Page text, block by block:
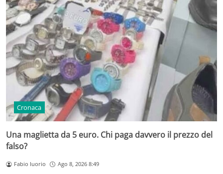
Cronaca
Una maglietta da 5 euro. Chi paga davvero il prezzo del
falso?
Fabio Iuorio Ago 8, 2026 8:49